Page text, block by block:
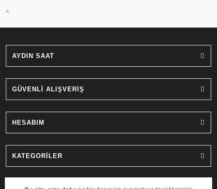
<
AYDIN SAAT
GÜVENLİ ALIŞVERİŞ
HESABIM
KATEGORİLER